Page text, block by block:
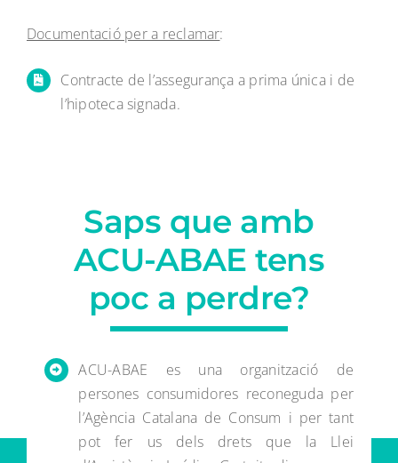
Documentació per a reclamar:
Contracte de l’assegurança a prima única i de
l’hipoteca signada.
Saps que amb
ACU-ABAE tens
poc a perdre?
ACU-ABAE es una organització de
persones consumidores reconeguda per
l’Agència Catalana de Consum i per tant
pot fer us dels drets que la Llei